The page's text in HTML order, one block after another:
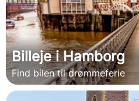
Billeje i Hamborg
Find bilen til drømmeferie